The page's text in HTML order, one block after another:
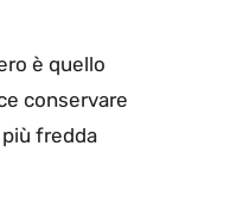
è quello
conservare
fredda